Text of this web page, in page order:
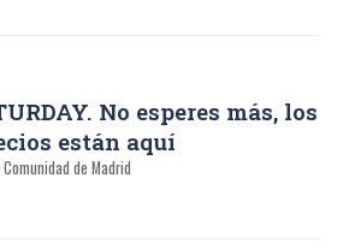
No esperes más, los
están aquí
de Madrid